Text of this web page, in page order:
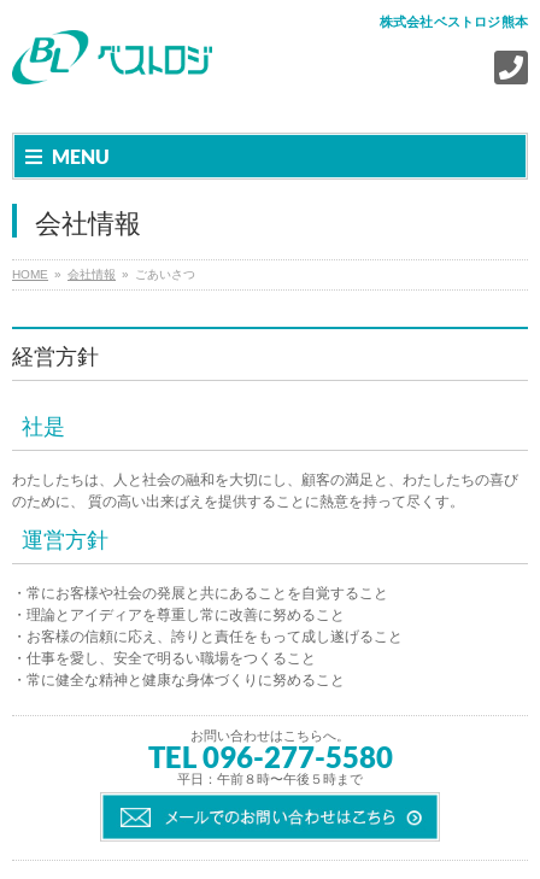
株式会社ベストロジ熊本
MENU
会社情報
HOME 会社情報 ごあいさつ
経営方針
社是
わたしたちは、人と社会の融和を大切にし、顧客の満足と、わたしたちの喜び
のために、 質の高い出来ばえを提供することに熱意を持って尽くす。
運営方針
・常にお客様や社会の発展と共にあることを自覚すること
・理論とアイディアを尊重し常に改善に努めること
・お客様の信頼に応え、誇りと責任をもって成し遂げること
・仕事を愛し、安全で明るい職場をつくること
・常に健全な精神と健康な身体づくりに努めること
お問い合わせはこちらへ。
TEL 096-277-5580
平日：午前８時〜午後５時まで